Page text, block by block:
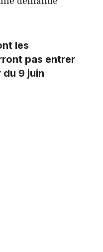
les
pas entrer
9 juin